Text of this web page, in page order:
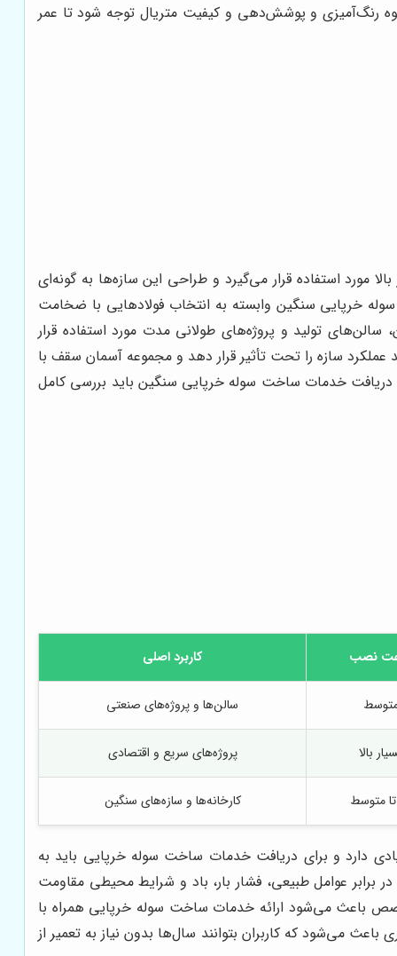
رنگ‌آمیزی و پوشش‌دهی و کیفیت متریال توجه شود تا عمر
مورد استفاده قرار می‌گیرد و طراحی این سازه‌ها به گونه‌ای
خرپایی سنگین وابسته به انتخاب فولادهایی با ضخامت
تولید و پروژه‌های طولانی مدت مورد استفاده قرار
عملکرد سازه را تحت تأثیر قرار دهد و مجموعه آسمان سقف با
دریافت خدمات ساخت سوله خرپایی سنگین باید بررسی کامل
نصب کاربرد اصلی
سالن‌ها و پروژه‌های صنعتی
بالا پروژه‌های سریع و اقتصادی
متوسط کارخانه‌ها و سازه‌های سنگین
دارد و برای دریافت خدمات ساخت سوله خرپایی باید به
عوامل طبیعی، فشار بار، باد و شرایط محیطی مقاومت
باعث می‌شود ارائه خدمات ساخت سوله خرپایی همراه با
می‌شود که کاربران بتوانند سال‌ها بدون نیاز به تعمیر از